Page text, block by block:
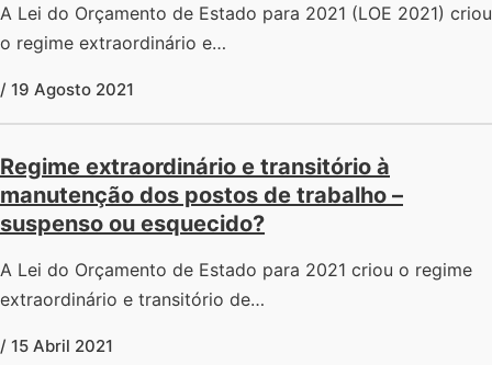
A Lei do Orçamento de Estado para 2021 (LOE 2021) criou
o regime extraordinário e…
/ 19 Agosto 2021
Regime extraordinário e transitório à
manutenção dos postos de trabalho –
suspenso ou esquecido?
A Lei do Orçamento de Estado para 2021 criou o regime
extraordinário e transitório de…
/ 15 Abril 2021